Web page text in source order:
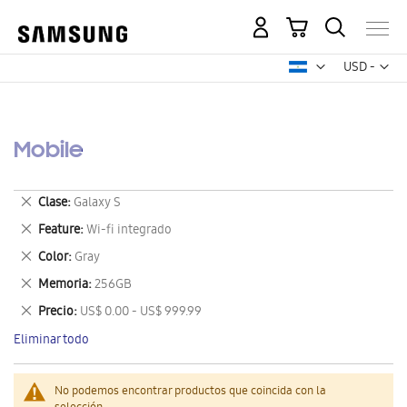
USD -
dólar
Mi carrito
Mobile
No podemos encontrar productos que coincida con la
Clase Galaxy S
Eliminar
este
artículo
Feature Wi-fi integrado
Eliminar
este
artículo
Color Gray
Eliminar
este
artículo
Memoria 256GB
Eliminar
este
artículo
Precio US$ 0.00 - US$ 999.99
Eliminar
este
artículo
Eliminar todo